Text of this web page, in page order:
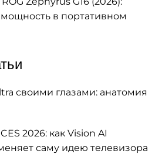
в портативном
своими глазами: анатомия
2026: как Vision AI
саму идею телевизора